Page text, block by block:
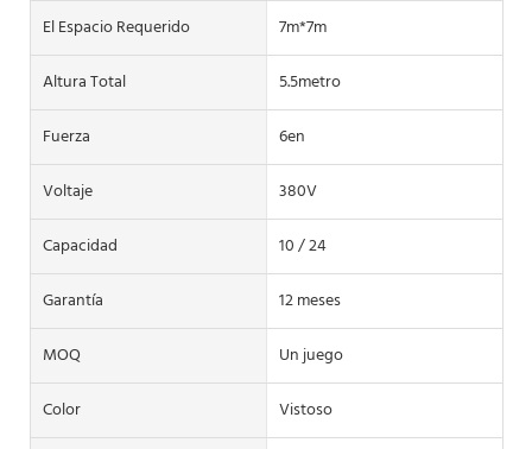
El Espacio Requerido
7m*7m
Altura Total
5.5metro
Fuerza
6en
Voltaje
380V
Capacidad
10 / 24
Garantía
12 meses
MOQ
Un juego
Color
Vistoso